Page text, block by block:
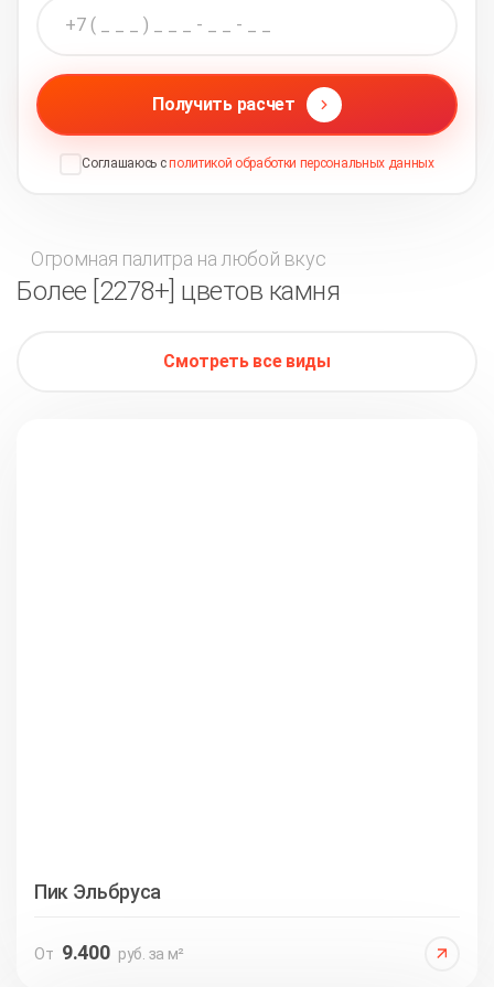
Получить расчет
Соглашаюсь сполитикой обработки персональных данных
Огромная палитра на любой вкус
Более [2278+] цветов камня
Смотреть все виды
Пик Эльбруса
От 9.400 руб. за м²